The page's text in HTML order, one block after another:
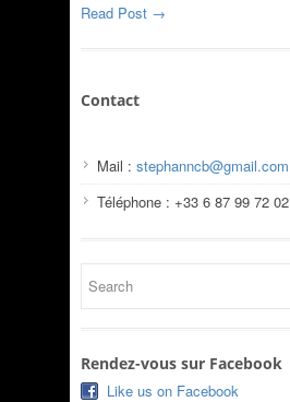
Read Post →
Contact
Mail : stephanncb@gmail.com
Téléphone : +33 6 87 99 72 02
Rendez-vous sur Facebook
Like us on Facebook